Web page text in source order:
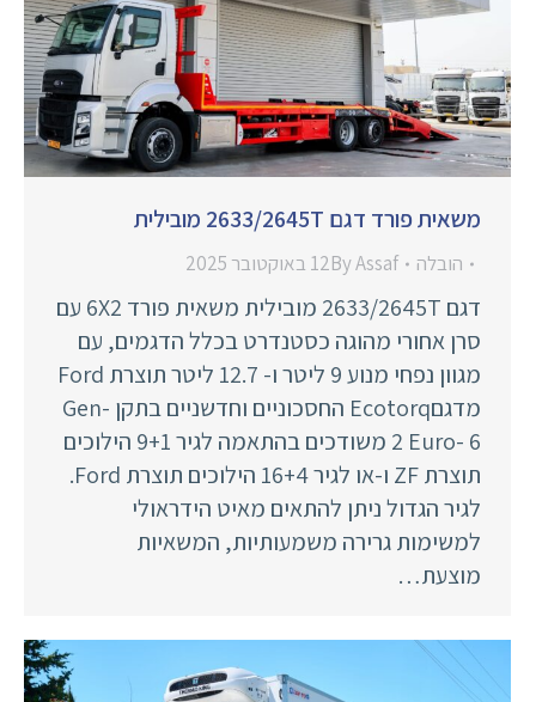
משאית פורד דגם 2633/2645T מובילית
הובלה ByAssaf 12 באוקטובר 2025
דגם 2633/2645T מובילית משאית פורד 6X2 עם
סרן אחורי מהוגה כסטנדרט בכלל הדגמים, עם
מגוון נפחי מנוע 9 ליטר ו- 12.7 ליטר תוצרת Ford
מדגםEcotorq החסכוניים וחדשניים בתקן Gen-
2 Euro- 6 משודכים בהתאמה לגיר 9+1 הילוכים
תוצרת ZF ו-או לגיר 16+4 הילוכים תוצרת Ford.
לגיר הגדול ניתן להתאים מאיט הידראולי
למשימות גרירה משמעותיות, המשאיות
מוצעת…